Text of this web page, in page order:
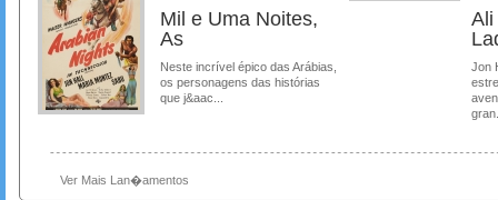
Mil e Uma Noites,
As
Neste incrível épico das Arábias,
os personagens das histórias
que j&aac...
Ali
Jon
Ver Mais Lan�amentos